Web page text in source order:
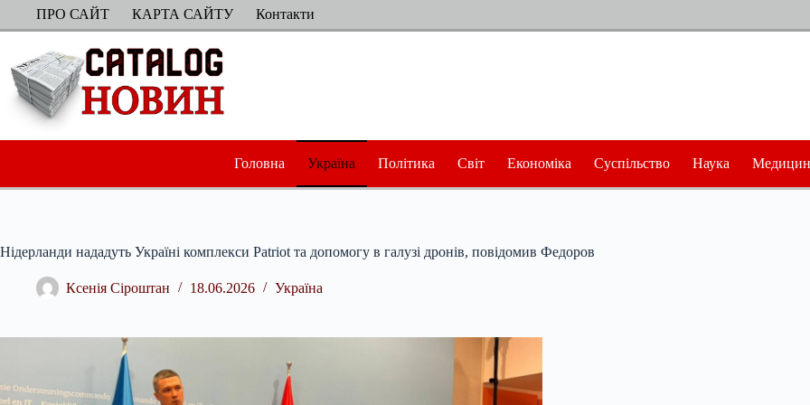
ПерейтиПРО САЙТ КАРТА САЙТУ Контакти
Головна Україна Політика Світ Економіка Суспільство Наука
Нідерланди нададуть Україні комплекси Patriot та допомогу в галузі дронів, повідомив Федоров
Ксенія Сіроштан 18.06.2026 Україна